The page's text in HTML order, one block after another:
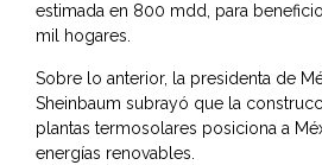
estimada en 800 mdd, para
mil hogares.
Sobre lo anterior, la presidenta de
Sheinbaum subrayó que la
plantas termosolares posiciona a
energías renovables.